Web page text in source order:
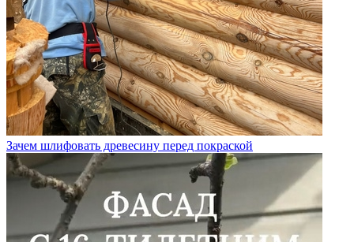
Зачем шлифовать древесину перед покраской